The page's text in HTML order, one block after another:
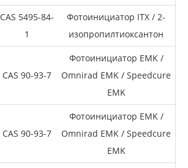
CAS 5495-84-
1
Фотоинициатор ITX / 2-
изопропилтиоксантон
CAS 90-93-7
Фотоинициатор EMK /
Omnirad EMK / Speedcure
EMK
CAS 90-93-7
Фотоинициатор EMK /
Omnirad EMK / Speedcure
EMK